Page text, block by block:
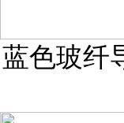
蓝色玻纤